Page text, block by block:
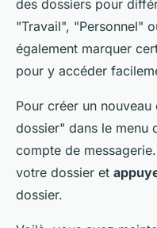
des dossiers pour
"Travail", "Personnel"
également marquer
pour y accéder
Pour créer un nouveau
dossier" dans le menu
compte de
votre dossier et
dossier.